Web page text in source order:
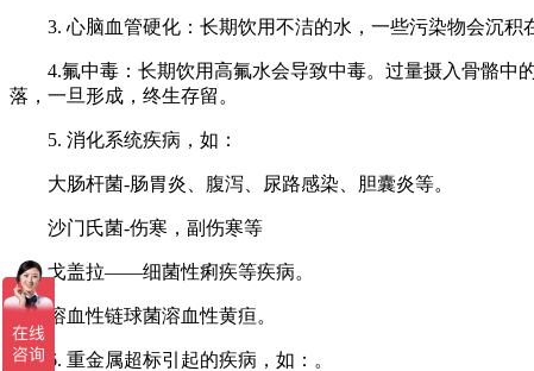
3. 心脑血管硬化：长期饮用不洁的水，一些污染物会沉积
4.氟中毒：长期饮用高氟水会导致中毒。过量摄入骨骼中的
落，一旦形成，终生存留。
5. 消化系统疾病，如：
大肠杆菌-肠胃炎、腹泻、尿路感染、胆囊炎等。
沙门氏菌-伤寒，副伤寒等
戈盖拉——细菌性痢疾等疾病。
溶血性链球菌溶血性黄疸。
6. 重金属超标引起的疾病，如：。